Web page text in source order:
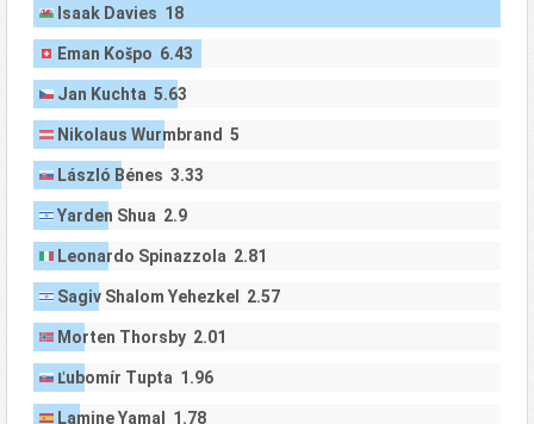
Isaak Davies 18
Eman Košpo 6.43
Jan Kuchta 5.63
Nikolaus Wurmbrand 5
László Bénes 3.33
Yarden Shua 2.9
Leonardo Spinazzola 2.81
Sagiv Shalom Yehezkel 2.57
Morten Thorsby 2.01
Ľubomír Tupta 1.96
Lamine Yamal 1.78